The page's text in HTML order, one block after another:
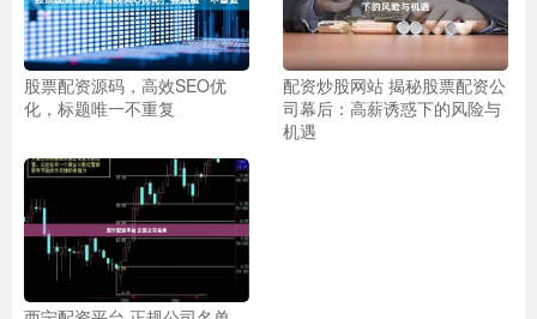
股票配资源码，高效SEO优
化，标题唯一不重复
配资炒股网站 揭秘股票配资公
司幕后：高薪诱惑下的风险与
机遇